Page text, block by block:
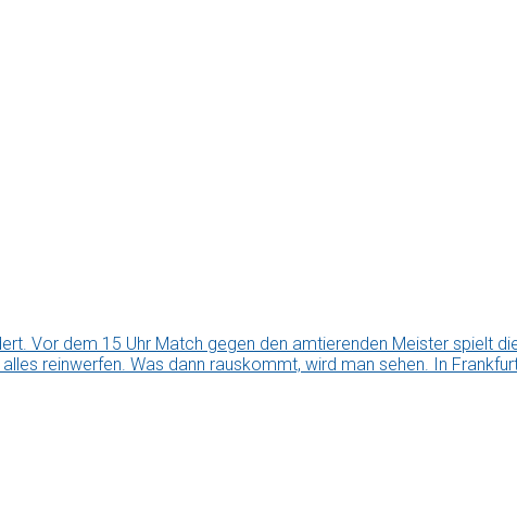
Vor dem 15 Uhr Match gegen den amtierenden Meister spielt
reinwerfen. Was dann rauskommt, wird man sehen. In